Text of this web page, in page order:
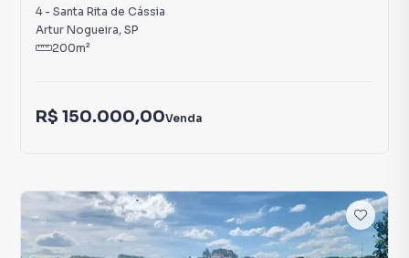
4- Santa Rita de Cássia
Artur Nogueira, SP
200m²
R$ 150.000,00Venda